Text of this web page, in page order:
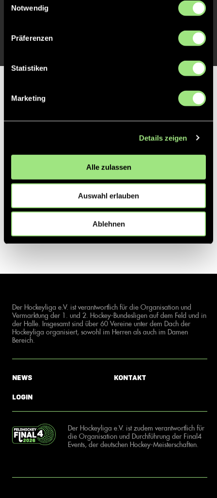
Notwendig
Präferenzen
Statistiken
Marketing
Details zeigen
Alle zulassen
Auswahl erlauben
Ablehnen
Der Hockeyliga e.V. ist verantwortlich für die Organisation und
Vermarktung der 1. und 2. Hockey-Bundesligen auf dem Feld und in
der Halle. Insgesamt sind über 60 Vereine unter dem Dach der
Hockeyliga organisiert, sowohl im Herren als auch im Damen
Bereich.
News
Login
Kontakt
Der Hockeyliga e.V. ist zudem verantwortlich für
die Organisation und Durchführung der Final4
Events, der deutschen Hockey-Meisterschaften.